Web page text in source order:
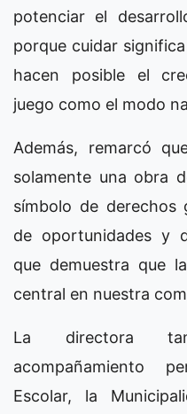
potenciar el
porque cuidar
hacen posible el
juego como el modo
Además, remarcó
solamente una obra
símbolo de derechos
de oportunidades y
que demuestra que
central en nuestra
La directora
acompañamiento
Escolar, la